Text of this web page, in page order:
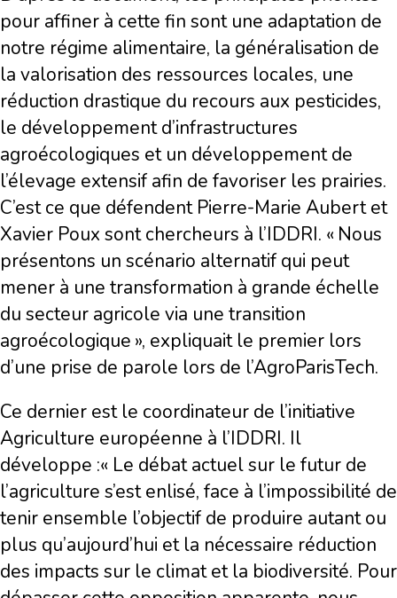
pour affiner à cette fin sont une adaptation de
notre régime alimentaire, la généralisation de
la valorisation des ressources locales, une
réduction drastique du recours aux pesticides,
le développement d’infrastructures
agroécologiques et un développement de
l’élevage extensif afin de favoriser les prairies.
C’est ce que défendent Pierre-Marie Aubert et
Xavier Poux sont chercheurs à l’IDDRI. « Nous
présentons un scénario alternatif qui peut
mener à une transformation à grande échelle
du secteur agricole via une transition
agroécologique », expliquait le premier lors
d’une prise de parole lors de l’AgroParisTech.
Ce dernier est le coordinateur de l’initiative
Agriculture européenne à l’IDDRI. Il
développe :« Le débat actuel sur le futur de
l’agriculture s’est enlisé, face à l’impossibilité de
tenir ensemble l’objectif de produire autant ou
plus qu’aujourd’hui et la nécessaire réduction
des impacts sur le climat et la biodiversité. Pour